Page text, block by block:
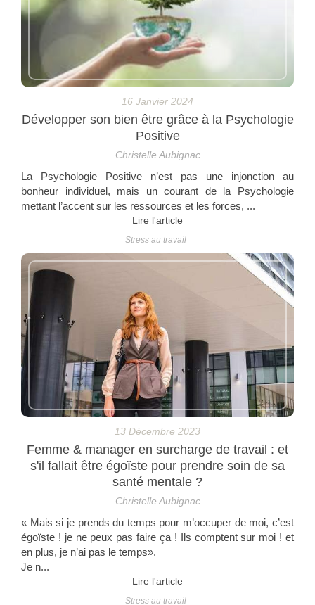
16 Janvier 2024
Développer son bien être grâce à la Psychologie
Positive
Christelle Aubignac
La Psychologie Positive n’est pas une injonction au
bonheur individuel, mais un courant de la Psychologie
mettant l’accent sur les ressources et les forces, ...
Lire l'article
Stress au travail
13 Décembre 2023
Femme & manager en surcharge de travail : et
s'il fallait être égoïste pour prendre soin de sa
santé mentale ?
Christelle Aubignac
« Mais si je prends du temps pour m’occuper de moi, c’est
égoïste ! je ne peux pas faire ça ! Ils comptent sur moi ! et
en plus, je n’ai pas le temps».
Je n...
Lire l'article
Stress au travail